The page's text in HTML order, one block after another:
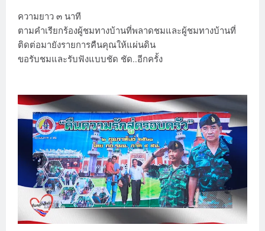
ความยาว ๓ นาที
ตามคำเรียกร้องผู้ชมทางบ้านที่พลาดชมและผู้ชมทางบ้านที่
ติดต่อมายังรายการคืนคุณให้แผ่นดิน
ขอรับชมและรับฟังแบบชัด ชัด..อีกครั้ง